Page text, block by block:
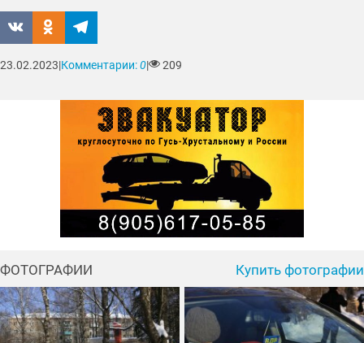
23.02.2023|Комментарии:0| 209
ФОТОГРАФИИ Купить фотографии